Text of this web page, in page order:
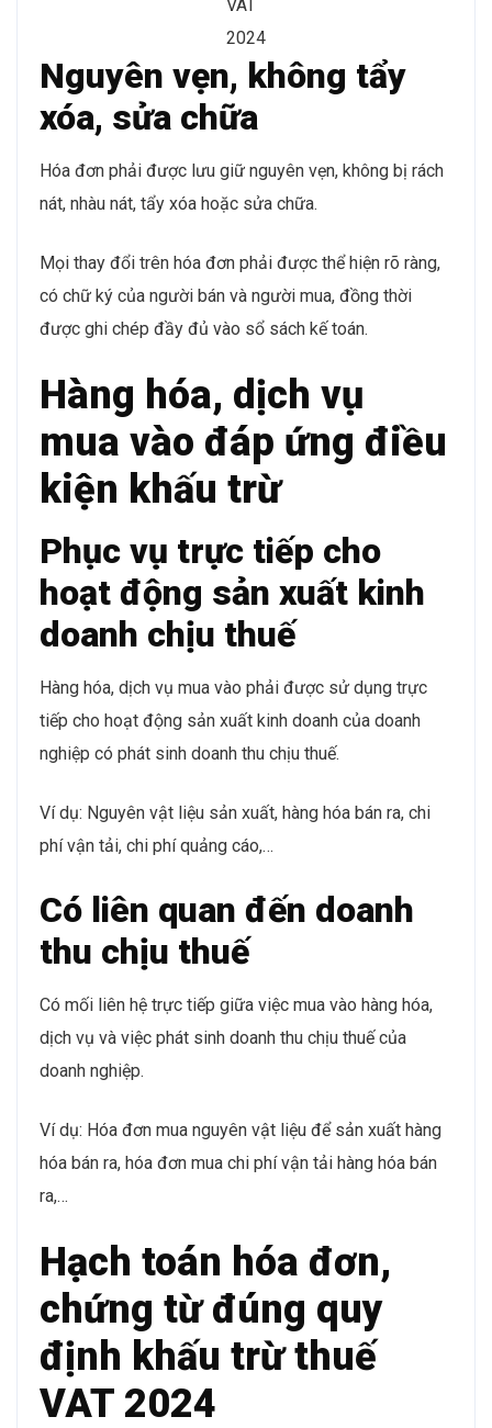
VAT
2024
Nguyên vẹn, không tẩy
xóa, sửa chữa
Hóa đơn phải được lưu giữ nguyên vẹn, không bị rách
nát, nhàu nát, tẩy xóa hoặc sửa chữa.
Mọi thay đổi trên hóa đơn phải được thể hiện rõ ràng,
có chữ ký của người bán và người mua, đồng thời
được ghi chép đầy đủ vào sổ sách kế toán.
Hàng hóa, dịch vụ
mua vào đáp ứng điều
kiện khấu trừ
Phục vụ trực tiếp cho
hoạt động sản xuất kinh
doanh chịu thuế
Hàng hóa, dịch vụ mua vào phải được sử dụng trực
tiếp cho hoạt động sản xuất kinh doanh của doanh
nghiệp có phát sinh doanh thu chịu thuế.
Ví dụ: Nguyên vật liệu sản xuất, hàng hóa bán ra, chi
phí vận tải, chi phí quảng cáo,…
Có liên quan đến doanh
thu chịu thuế
Có mối liên hệ trực tiếp giữa việc mua vào hàng hóa,
dịch vụ và việc phát sinh doanh thu chịu thuế của
doanh nghiệp.
Ví dụ: Hóa đơn mua nguyên vật liệu để sản xuất hàng
hóa bán ra, hóa đơn mua chi phí vận tải hàng hóa bán
ra,…
Hạch toán hóa đơn,
chứng từ đúng quy
định khấu trừ thuế
VAT 2024